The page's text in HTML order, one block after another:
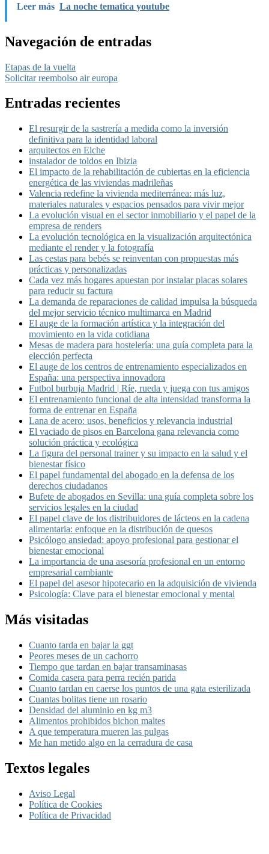
Leer más La noche tematica youtube
Navegación de entradas
Etapas de la vuelta
Solicitar reembolso air europa
Entradas recientes
El resurgir de la sastrería a medida como la inversión
definitiva para la identidad laboral
arquitectos en Elche
instalador de toldos en Ibizia
El impacto de la rehabilitación de cubiertas en la eficiencia
energética de las viviendas madrileñas
Valencia redefine la vivienda mediterránea: más luz,
materiales naturales y espacios pensados para vivir mejor
La evolución visual en el sector inmobiliario y el papel de la
empresa de renders
La evolución tecnológica en la visualización arquitectónica
mediante el render y la fotografía
Las cestas para bebés se reinventan con propuestas más
prácticas y personalizadas
Cada vez más hogares apuestan por instalar placas solares
para reducir su factura
La demanda de reparaciones de calidad impulsa la búsqueda
del mejor servicio técnico multimarca en Madrid
El auge de la formación artística y la integración del
movimiento en la vida cotidiana
Mesas de madera para hostelería: una guía completa para la
elección perfecta
El auge de los centros de entrenamiento especializados en
España: una perspectiva innovadora
Futbol burbuja Madrid | Ríe, rueda y juega con tus amigos
El entrenamiento funcional de alta intensidad transforma la
forma de entrenar en España
Lana de acero: usos, beneficios y relevancia industrial
El vaciado de pisos en Barcelona gana relevancia como
solución práctica y ecológica
La figura del personal trainer y su impacto en la salud y el
bienestar físico
El papel fundamental del abogado en la defensa de los
derechos ciudadanos
Bufete de abogados en Sevilla: una guía completa sobre los
servicios legales en la ciudad
El papel clave de los distribuidores de lácteos en la cadena
alimentaria: enfoque en la distribución de quesos
Psicólogo ansiedad: apoyo profesional para gestionar el
bienestar emocional
La importancia de una asesoría profesional en un entorno
empresarial cambiante
El papel del asesor hipotecario en la adquisición de vivienda
Psicología: Clave para el bienestar emocional y mental
Más visitadas
Cuanto tarda en bajar la ggt
Peores meses de un cachorro
Tiempo que tardan en bajar transaminasas
Comida casera para perra recién parida
Cuanto tardan en caerse los puntos de una gata esterilizada
Cuantas bolitas tiene un rosario
Densidad del aluminio en kg m3
Alimentos prohibidos bichon maltes
A que temperatura mueren las pulgas
Me han metido algo en la cerradura de casa
Textos legales
Aviso Legal
Política de Cookies
Política de Privacidad